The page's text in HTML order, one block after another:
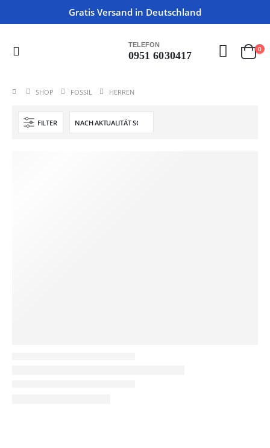
Gratis Versand in Deutschland
TELEFON
0951 6030417
0
SHOP FOSSIL HERREN
FILTER